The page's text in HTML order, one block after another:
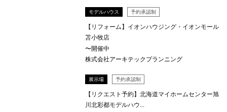
モデルハウス 予約承認制
【リフォーム】イオンハウジング・イオンモール
苫小牧店
〜開催中
株式会社アーキテックプランニング
展示場 予約承認制
【リクエスト予約】北海道マイホームセンター旭
川北彩都モデルハウ...